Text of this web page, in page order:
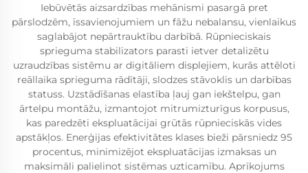
Iebūvētās aizsardzības mehānismi pasargā pret
pārslodzēm, īssavienojumiem un fāžu nebalansu, vienlaikus
saglabājot nepārtrauktību darbībā. Rūpnieciskais
sprieguma stabilizators parasti ietver detalizētu
uzraudzības sistēmu ar digitāliem displejiem, kurās attēloti
reāllaika sprieguma rādītāji, slodzes stāvoklis un darbības
statuss. Uzstādīšanas elastība ļauj gan iekštelpu, gan
ārtelpu montāžu, izmantojot mitrumizturīgus korpusus,
kas paredzēti ekspluatācijai grūtās rūpnieciskās vides
apstākļos. Enerģijas efektivitātes klases bieži pārsniedz 95
procentus, minimizējot ekspluatācijas izmaksas un
maksimāli palielinot sistēmas uzticamību. Aprīkojums